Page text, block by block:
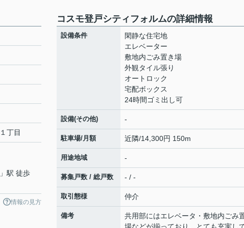
１丁目
」駅 徒歩
情報の見方
コスモ登戸シティフォルムの詳細情報
設備条件
閑静な住宅地
エレベーター
敷地内ごみ置き場
外観タイル張り
オートロック
宅配ボックス
24時間ゴミ出し可
設備(その他) -
駐車場/月額 近隣/14,300円 150m
用途地域 -
募集戸数 / 総戸数 - / -
取引態様 仲介
備考
共用部にはエレベータ・敷地内ごみ